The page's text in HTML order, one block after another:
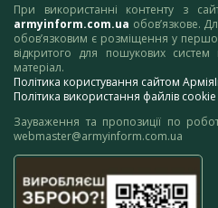
При використанні контенту з
armyinform.com.ua обов’язкове.
обов’язковим є розміщення у
відкритого для пошукових
матеріал.
Політика користування сайтом
Політика використання файлів cookie
Зауваження та пропозиції по
webmaster@armyinform.com.ua